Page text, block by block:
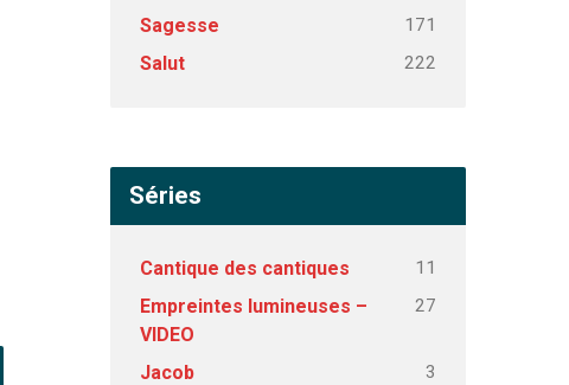
Sagesse 171
Salut 222
Séries
Cantique des cantiques 11
Empreintes lumineuses –
VIDEO
27
Jacob 3